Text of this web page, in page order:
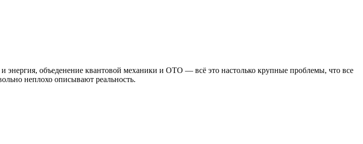
объеденение квантовой механики и ОТО — всё это настолько крупные проблемы, что все
неплохо описывают реальность.